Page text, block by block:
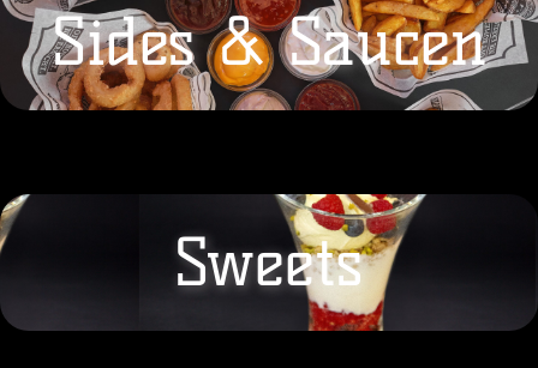
Sides & Saucen
Sweets